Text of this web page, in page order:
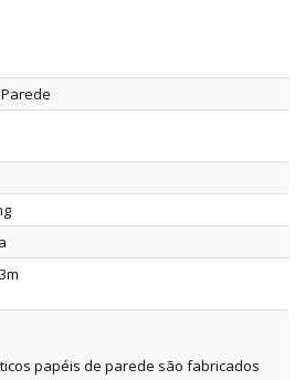
papéis de parede são fabricados